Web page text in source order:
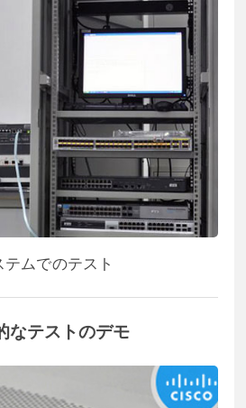
テムでのテスト
なテストのデモ